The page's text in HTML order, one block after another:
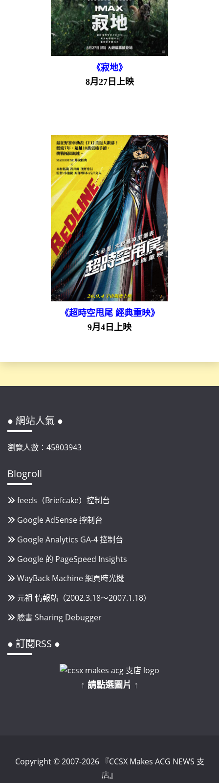
《寂地》
8月27日上映
《超時空甩尾 經典重映》
9月4日上映
● 網站人氣 ●
瀏覽人數：45803943
Blogroll
feeds（Briefcake）控制台
Google AdSense 控制台
Google Analytics GA-4 控制台
Google 的 PageSpeed Insights
WayBack Machine 網頁時光機
元祖 情報站（2002.3.18～2007.1.18）
臉書 Sharing Debugger
● 訂閱RSS ●
↑ 請點選圖片 ↑
Copyright © 2007-2026 『CCSX Makes ACG NEWS 支
店』